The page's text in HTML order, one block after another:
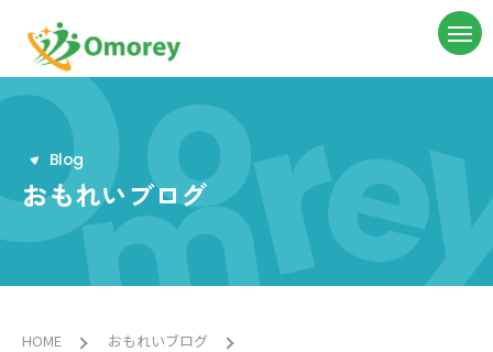
Blog
おもれいブログ
HOME
おもれいブログ